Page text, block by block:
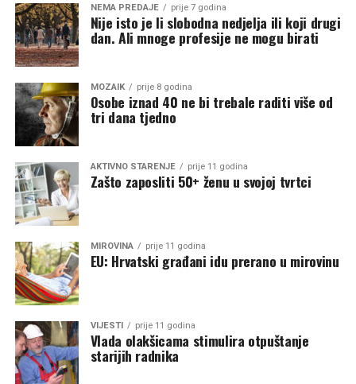
NEMA PREDAJE prije 7 godina
Nije isto je li slobodna nedjelja ili koji drugi
dan. Ali mnoge profesije ne mogu birati
MOZAIK prije 8 godina
Osobe iznad 40 ne bi trebale raditi više od
tri dana tjedno
AKTIVNO STARENJE prije 11 godina
Zašto zaposliti 50+ ženu u svojoj tvrtci
MIROVINA prije 11 godina
EU: Hrvatski građani idu prerano u mirovinu
VIJESTI prije 11 godina
Vlada olakšicama stimulira otpuštanje
starijih radnika